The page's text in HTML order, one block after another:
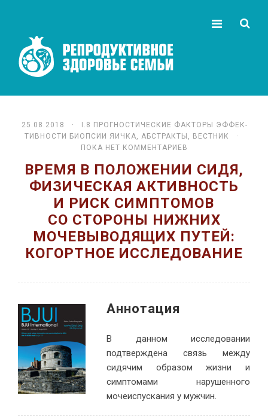
25.08.2018 ·
I.8 ПРО­ГНО­СТИ­ЧЕ­СКИЕ ФАК­ТО­РЫ ЭФ­ФЕК­
ТИВ­НО­СТИ БИОП­СИИ ЯИЧ­КА, АБСТРАКТЫ , ВЕСТНИК
·
ПОКА НЕТ КОММЕНТАРИЕВ
ВРЕМЯ В ПОЛОЖЕНИИ СИДЯ,
ФИЗИЧЕСКАЯ АКТИВНОСТЬ
И РИСК СИМПТОМОВ
СО СТОРОНЫ НИЖНИХ
МОЧЕВЫВОДЯЩИХ ПУТЕЙ:
КОГОРТНОЕ ИССЛЕДОВАНИЕ
Аннотация
В данном исследовании
подтверждена связь между
сидячим образом жизни и
симптомами нарушенного
мочеиспускания у мужчин.